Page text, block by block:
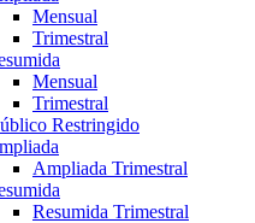
Mensual
Trimestral
Mensual
Trimestral
Restringido
Ampliada Trimestral
Resumida Trimestral